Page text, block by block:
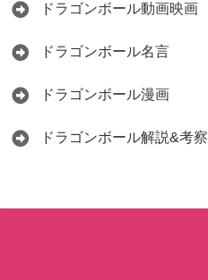
ドラゴンボール動画映画
ドラゴンボール名言
ドラゴンボール漫画
ドラゴンボール解説&考察